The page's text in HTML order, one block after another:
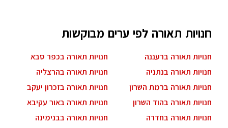
חנויות תאורה לפי ערים מבוקשות
חנויות תאורה ברעננה
חנויות תאורה בכפר סבא
חנויות תאורה בנתניה
חנויות תאורה בהרצליה
חנויות תאורה ברמת השרון
חנויות תאורה בזכרון יעקב
חנויות תאורה בהוד השרון
חנויות תאורה באור עקיבא
חנויות תאורה בחדרה
חנויות תאורה בבנימינה